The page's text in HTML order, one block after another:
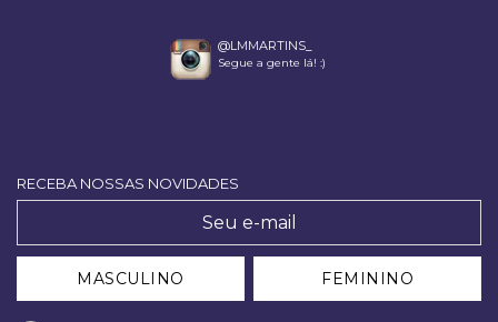
@LMMARTINS_
Segue a gente lá! :)
RECEBA NOSSAS NOVIDADES
MASCULINO FEMININO